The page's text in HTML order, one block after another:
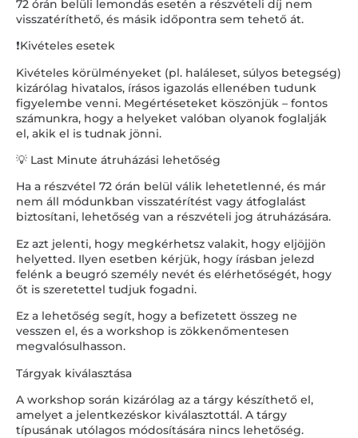
72 órán belüli lemondás esetén a részvételi díj nem
visszatéríthető, és másik időpontra sem tehető át.
❗Kivételes esetek
Kivételes körülményeket (pl. haláleset, súlyos betegség)
kizárólag hivatalos, írásos igazolás ellenében tudunk
figyelembe venni. Megértéseteket köszönjük – fontos
számunkra, hogy a helyeket valóban olyanok foglalják
el, akik el is tudnak jönni.
💡 Last Minute átruházási lehetőség
Ha a részvétel 72 órán belül válik lehetetlenné, és már
nem áll módunkban visszatérítést vagy átfoglalást
biztosítani, lehetőség van a részvételi jog átruházására.
Ez azt jelenti, hogy megkérhetsz valakit, hogy eljöjjön
helyetted. Ilyen esetben kérjük, hogy írásban jelezd
felénk a beugró személy nevét és elérhetőségét, hogy
őt is szeretettel tudjuk fogadni.
Ez a lehetőség segít, hogy a befizetett összeg ne
vesszen el, és a workshop is zökkenőmentesen
megvalósulhasson.
Tárgyak kiválasztása
A workshop során kizárólag az a tárgy készíthető el,
amelyet a jelentkezéskor kiválasztottál. A tárgy
típusának utólagos módosítására nincs lehetőség.